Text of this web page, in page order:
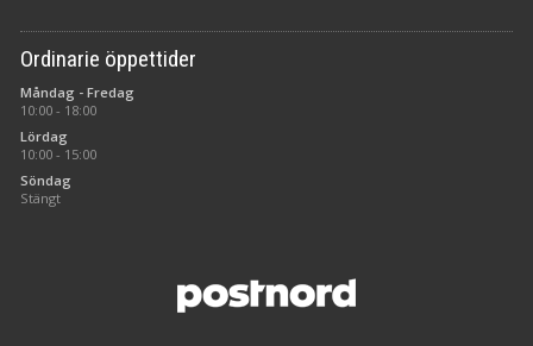
Ordinarie öppettider
Måndag - Fredag
10:00 - 18:00
Lördag
10:00 - 15:00
Söndag
Stängt